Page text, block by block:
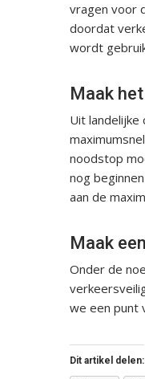
vragen voor
doordat
wordt
Maak
Uit
noodstop
nog
aan de
Maak
Onder de
we een punt
Dit artikel delen: